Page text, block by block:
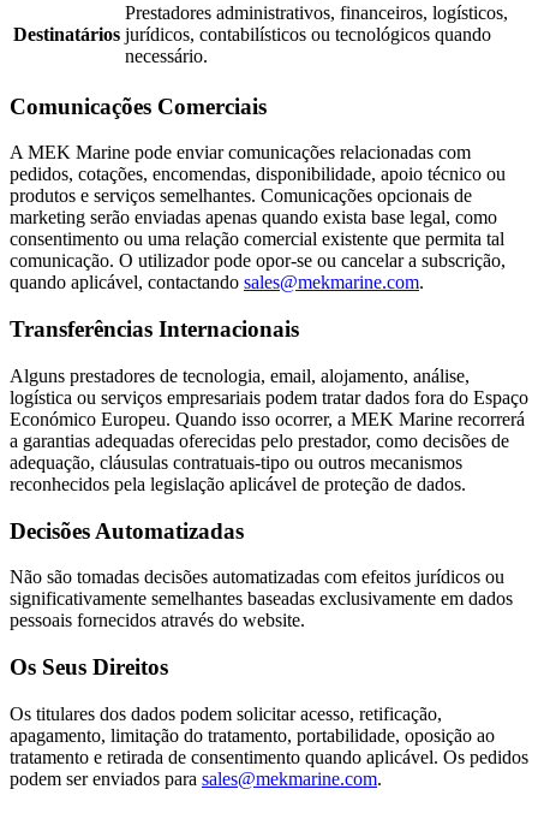
Destinatários
Prestadores administrativos, financeiros, logísticos,
jurídicos, contabilísticos ou tecnológicos quando
necessário.
Comunicações Comerciais
A MEK Marine pode enviar comunicações relacionadas com
pedidos, cotações, encomendas, disponibilidade, apoio técnico ou
produtos e serviços semelhantes. Comunicações opcionais de
marketing serão enviadas apenas quando exista base legal, como
consentimento ou uma relação comercial existente que permita tal
comunicação. O utilizador pode opor-se ou cancelar a subscrição,
quando aplicável, contactando sales@mekmarine.com.
Transferências Internacionais
Alguns prestadores de tecnologia, email, alojamento, análise,
logística ou serviços empresariais podem tratar dados fora do Espaço
Económico Europeu. Quando isso ocorrer, a MEK Marine recorrerá
a garantias adequadas oferecidas pelo prestador, como decisões de
adequação, cláusulas contratuais-tipo ou outros mecanismos
reconhecidos pela legislação aplicável de proteção de dados.
Decisões Automatizadas
Não são tomadas decisões automatizadas com efeitos jurídicos ou
significativamente semelhantes baseadas exclusivamente em dados
pessoais fornecidos através do website.
Os Seus Direitos
Os titulares dos dados podem solicitar acesso, retificação,
apagamento, limitação do tratamento, portabilidade, oposição ao
tratamento e retirada de consentimento quando aplicável. Os pedidos
podem ser enviados para sales@mekmarine.com.